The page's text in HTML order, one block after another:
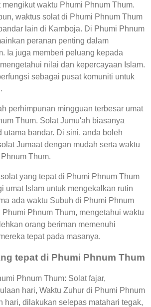
waktu Phumi Phnum Thum.
waktus solat di Phumi Phnum Thum
lain di Kamboja. Di Phumi Phnum
peranan penting dalam
Ia juga memberi peluang kepada
nilai dan kepercayaan Islam.
sebagai pusat komuniti untuk
perhimpunan mingguan terbesar umat
Thum. Solat Jumu'ah biasanya
utama bandar. Di sini, anda boleh
Jumaat dengan mudah serta waktu
Thum.
yang tepat di Phumi Phnum Thum
umat Islam untuk mengekalkan rutin
ada waktu Subuh di Phumi Phnum
Phnum Thum, mengetahui waktu
orang beriman memenuhi
tepat pada masanya.
tepat di Phumi Phnum Thum
Phnum Thum: Solat fajar,
hari, Waktu Zuhur di Phumi Phnum
hari, dilakukan selepas matahari tegak,